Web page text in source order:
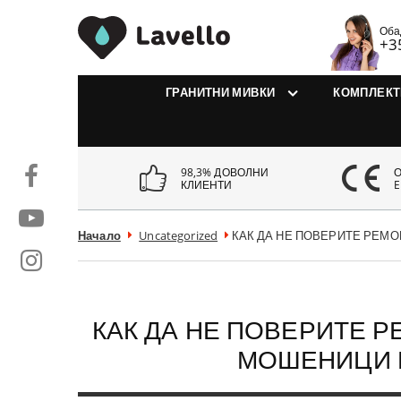
ГРАНИТНИ МИВКИ
98,3% ДОВОЛНИ
КЛИЕНТИ
Начало Uncategorized КАК ДА НЕ ПОВЕРИТЕ
КАК ДА НЕ ПОВЕРИТЕ
МОШЕНИЦИ